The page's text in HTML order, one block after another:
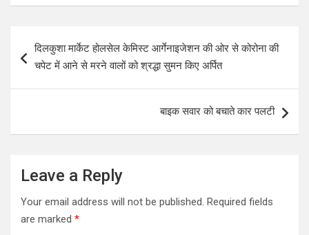
at
A
ce
b
o
tt
er
ar
e
navigation
दिलकुशा मार्केट होलसेल केमिस्ट आर्गेनाइजेशन की ओर से कोरोना की
चपेट में आने से मरने वालों को श्रद्धा सुमन किए अर्पित
बाइक सवार को बचाते कार पलटी
Leave a Reply
Your email address will not be published. Required fields
are marked *